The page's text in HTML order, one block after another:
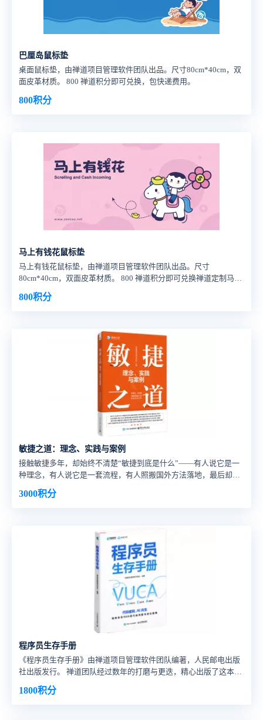
巴厘岛鼠标垫
桌面鼠标垫，由禅道项目管理软件团队出品。尺寸80cm*40cm，双
面皮革材质。 800 禅道积分即可兑换，包快递费用。
800积分
马上有钱花鼠标垫
马上有钱花鼠标垫，由禅道项目管理软件团队出品。尺寸
80cm*40cm，双面皮革材质。 800 禅道积分即可兑换禅道定制马上
有钱花鼠标垫一个，包快递费用。
800积分
敏捷之道：理念、实践与案例
接触敏捷多年，却始终不清楚“敏捷到底是什么”——有人说它是一
种理念，有人说它是一套流程，有人照搬国外方法落地，最后却水
土不服。 想在团队推行敏捷，却无从下手——从哪里启动？如何协
调各部门？遇到阻力该怎么破解？网上的干货零散，找不到系统的
转型过程陷入僵局。 当下敏捷方法论百花齐放，大家对敏捷的认知
参差不齐，需求也呈现多元化——有人需
3000积分
程序员生存手册
《程序员生存手册》由禅道项目管理软件团队编著，人民邮电出版
社出版发行。 禅道团队经过数年的打磨与更迭，精心出版了这本
《程序员生存手册》，名为“生存”，但这二字从来不是被动的应
对，而是主动的成长、积极的突破。 对每一位互联网从业者而言，
1800积分